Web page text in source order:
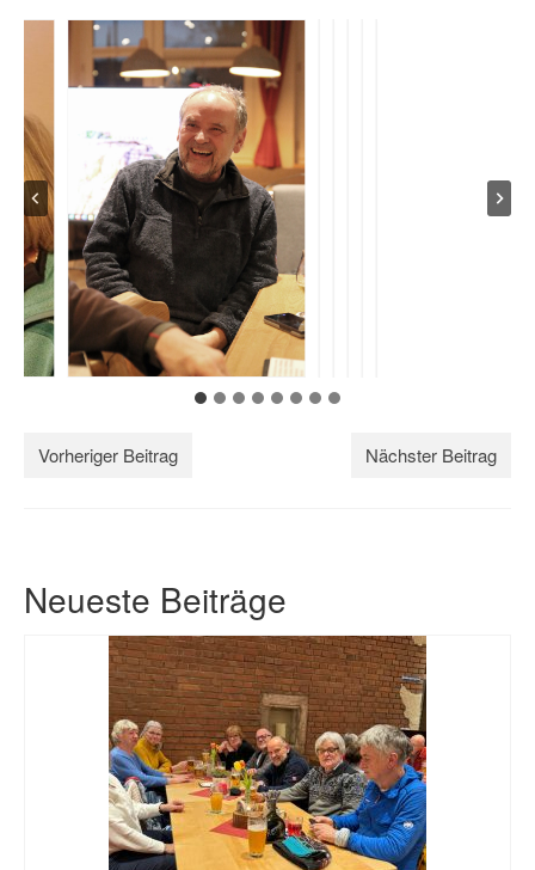
Vorheriger Beitrag Nächster Beitrag
Neueste Beiträge